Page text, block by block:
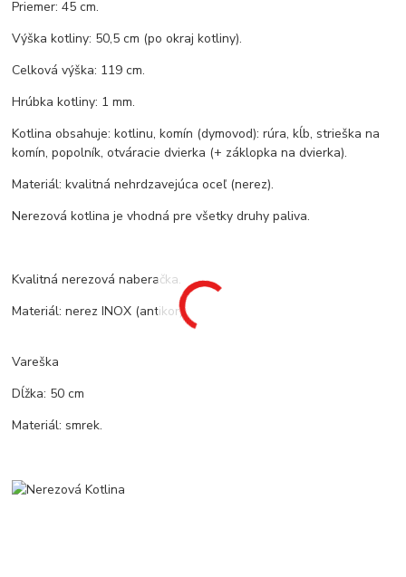
Priemer: 45 cm.
Výška kotliny: 50,5 cm (po okraj kotliny).
Celková výška: 119 cm.
Hrúbka kotliny: 1 mm.
Kotlina obsahuje: kotlinu, komín (dymovod): rúra, kĺb, strieška na
komín, popolník, otváracie dvierka (+ záklopka na dvierka).
Materiál: kvalitná nehrdzavejúca oceľ (nerez).
Nerezová kotlina je vhodná pre všetky druhy paliva.
Kvalitná nerezová naberačka.
Materiál: nerez INOX (antikor).
Vareška
Dĺžka: 50 cm
Materiál: smrek.